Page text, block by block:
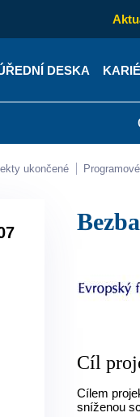
DESKA
Úřední deska
ukončené
Cíl
Cílem
sníženou